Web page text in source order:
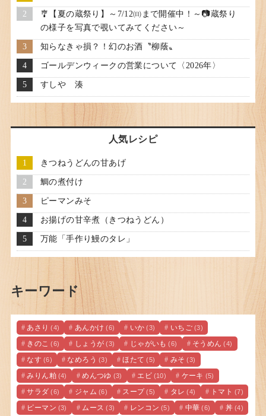
🎐【夏の蔵祭り】～7/12㈰まで開催中！～📷蔵祭り
の様子を写真で覗いてみてください～
知らなきゃ損？！幻のお酒〝柳蔭〟
ゴールデンウィークの営業について〈2026年〉
すしや 湊
人気レシピ
きつねうどんの甘あげ
鯛の煮付け
ピーマンみそ
お揚げの甘辛煮（きつねうどん）
万能「手作り鰻のタレ」
キーワード
あさり (4) あんかけ (6) いか (3) いちご (3)
きのこ (6) しょうが (3) じゃがいも (6) そうめん (4)
なす (6) なめろう (3) ほたて (5) みそ (3)
みりん粕 (4) めんつゆ (3) エビ (10) ケーキ (5)
サラダ (6) ジャム (6) スープ (5) タレ (4) トマト (7)
ピーマン (3) ムース (3) レンコン (5) 中華 (6) 丼 (4)